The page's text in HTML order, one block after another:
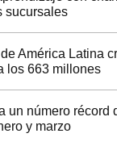
sucursales
América Latina
los 663 millones
un número récord
y marzo